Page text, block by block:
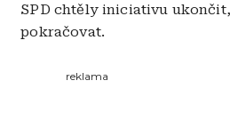
SPD chtěly iniciativu
pokračovat.
reklama